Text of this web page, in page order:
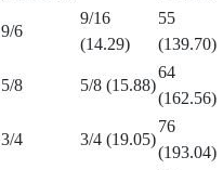
9/6
9/16
(14.29)
55
(139.70)
5/8 5/8 (15.88)
64
(162.56)
3/4 3/4 (19.05)
76
(193.04)